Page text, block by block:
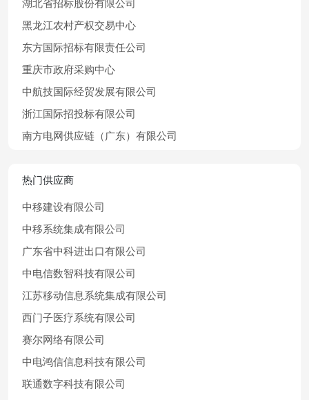
黑龙江农村产权交易中心
东方国际招标有限责任公司
重庆市政府采购中心
中航技国际经贸发展有限公司
浙江国际招投标有限公司
南方电网供应链（广东）有限公司
热门供应商
中移建设有限公司
中移系统集成有限公司
广东省中科进出口有限公司
中电信数智科技有限公司
江苏移动信息系统集成有限公司
西门子医疗系统有限公司
赛尔网络有限公司
中电鸿信信息科技有限公司
联通数字科技有限公司